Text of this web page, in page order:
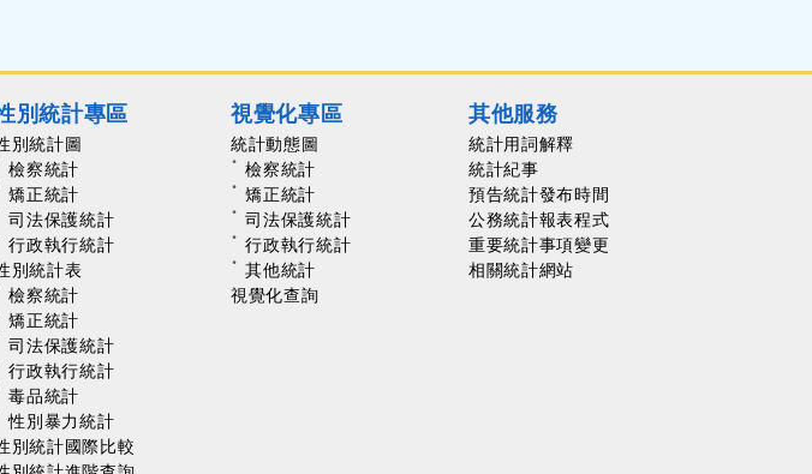
別統計專區
別統計圖
檢察統計
矯正統計
司法保護統計
行政執行統計
別統計表
檢察統計
矯正統計
司法保護統計
行政執行統計
毒品統計
性別暴力統計
別統計國際比較
視覺化專區
統計動態圖
檢察統計
矯正統計
司法保護統計
行政執行統計
其他統計
視覺化查詢
其他服務
統計用詞解釋
統計紀事
預告統計發布時間
公務統計報表程式
重要統計事項變更
相關統計網站